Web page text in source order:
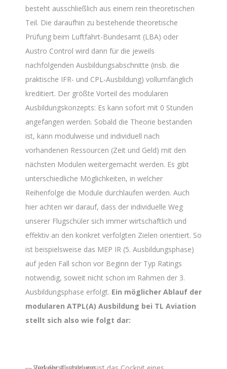
besteht ausschließlich aus einem rein theoretischen
Teil. Die daraufhin zu bestehende theoretische
Prüfung beim Luftfahrt-Bundesamt (LBA) oder
Austro Control wird dann für die jeweils
nachfolgenden Ausbildungsabschnitte (insb. die
praktische IFR- und CPL-Ausbildung) vollumfänglich
kreditiert. Der größte Vorteil des modularen
Ausbildungskonzepts: Es kann sofort mit 0 Stunden
angefangen werden. Sobald die Theorie bestanden
ist, kann modulweise und individuell nach
vorhandenen Ressourcen (Zeit und Geld) mit den
nächsten Modulen weitergemacht werden. Es gibt
unterschiedliche Möglichkeiten, in welcher
Reihenfolge die Module durchlaufen werden. Auch
hier achten wir darauf, dass der individuelle Weg
unserer Flugschüler sich immer wirtschaftlich und
effektiv an den konkret verfolgten Zielen orientiert. So
ist beispielsweise das MEP IR (5. Ausbildungsphase)
auf jeden Fall schon vor Beginn der Typ Ratings
notwendig, soweit nicht schon im Rahmen der 3.
Ausbildungsphase erfolgt. Ein möglicher Ablauf der
modularen ATPL(A) Ausbildung bei TL Aviation
stellt sich also wie folgt dar: